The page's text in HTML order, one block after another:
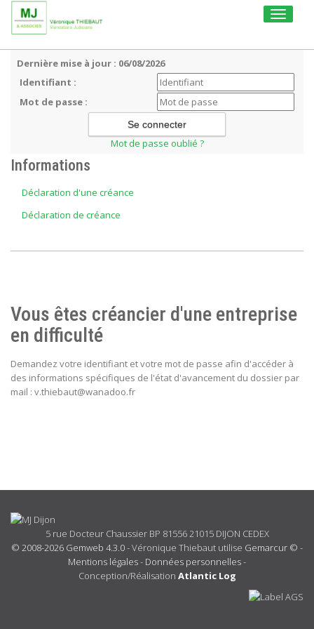
Toggle
Dernière mise à jour : 06/08/2026
Identifiant :
Mot de passe :
Mot de passe oublié ?
Informations
Déclaration d'une créance
Déclaration de créance
Vous êtes créancier d'une entreprise
en difficulté
Demandez votre identifiant et votre mot de passe afin d'accéder à
des informations spécifiques de l'état d'avancement du dossier par
mail : v.thiebaut@wanadoo.fr
5 rue Docteur Chaussier BP 81556 21015 DIJON CEDEX
© 2008-2026 Gemweb 4.3.0- Véronique Thiebaut utilise Gemarcur © -
Mentions légales- Données personnelles-
Conception/Réalisation Atlantic Log